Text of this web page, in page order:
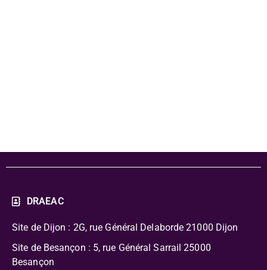
DRAEAC
Site de Dijon : 2G, rue Général Delaborde 21000 Dijon
Site de Besançon : 5, rue Général Sarrail 25000
Besançon